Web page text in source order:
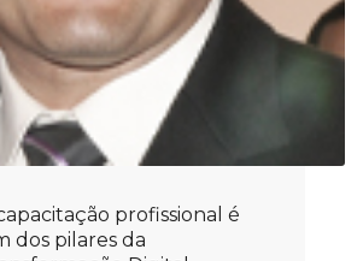
profissional é
dos pilares da